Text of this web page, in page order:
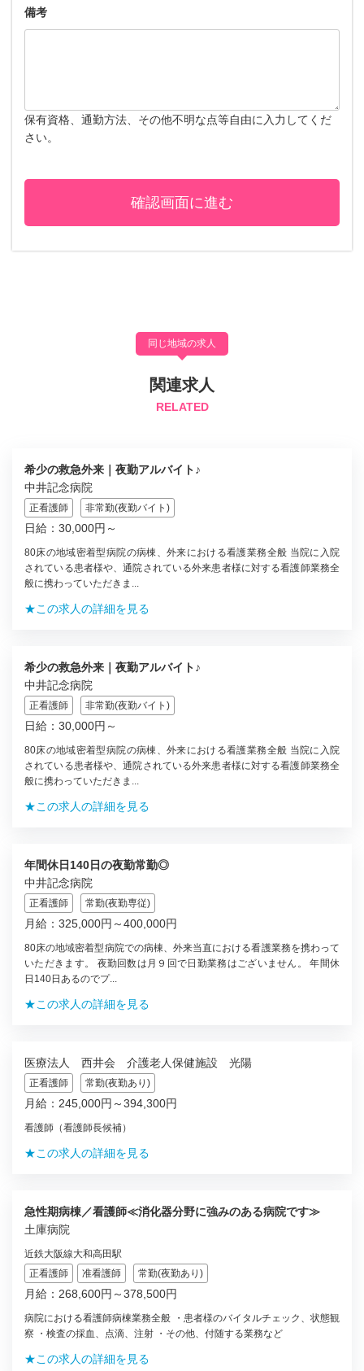
備考
保有資格、通勤方法、その他不明な点等自由に入力してくだ
さい。
同じ地域の求人
関連求人
RELATED
希少の救急外来｜夜勤アルバイト♪
中井記念病院
正看護師 非常勤(夜勤バイト)
日給：30,000円～
80床の地域密着型病院の病棟、外来における看護業務全般 当院に入院
されている患者様や、通院されている外来患者様に対する看護師業務全
般に携わっていただきま...
★この求人の詳細を見る
希少の救急外来｜夜勤アルバイト♪
中井記念病院
正看護師 非常勤(夜勤バイト)
日給：30,000円～
80床の地域密着型病院の病棟、外来における看護業務全般 当院に入院
されている患者様や、通院されている外来患者様に対する看護師業務全
般に携わっていただきま...
★この求人の詳細を見る
年間休日140日の夜勤常勤◎
中井記念病院
正看護師 常勤(夜勤専従)
月給：325,000円～400,000円
80床の地域密着型病院での病棟、外来当直における看護業務を携わって
いただきます。 夜勤回数は月９回で日勤業務はございません。 年間休
日140日あるのでプ...
★この求人の詳細を見る
医療法人 西井会 介護老人保健施設 光陽
正看護師 常勤(夜勤あり)
月給：245,000円～394,300円
看護師（看護師長候補）
★この求人の詳細を見る
急性期病棟／看護師≪消化器分野に強みのある病院です≫
土庫病院
近鉄大阪線大和高田駅
正看護師
准看護師 常勤(夜勤あり)
月給：268,600円～378,500円
病院における看護師病棟業務全般 ・患者様のバイタルチェック、状態観
察 ・検査の採血、点滴、注射 ・その他、付随する業務など
★この求人の詳細を見る